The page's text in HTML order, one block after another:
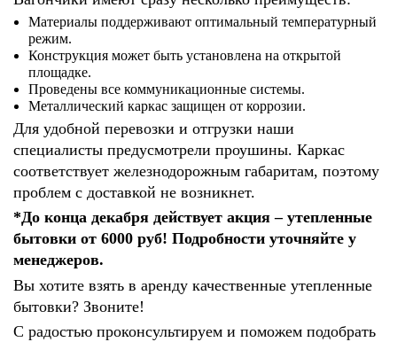
Материалы поддерживают оптимальный температурный
режим.
Конструкция может быть установлена на открытой
площадке.
Проведены все коммуникационные системы.
Металлический каркас защищен от коррозии.
Для удобной перевозки и отгрузки наши
специалисты предусмотрели проушины. Каркас
соответствует железнодорожным габаритам, поэтому
проблем с доставкой не возникнет.
*До конца декабря действует акция – утепленные
бытовки от 6000 руб! Подробности уточняйте у
менеджеров.
Вы хотите взять в аренду качественные утепленные
бытовки? Звоните!
С радостью проконсультируем и поможем подобрать